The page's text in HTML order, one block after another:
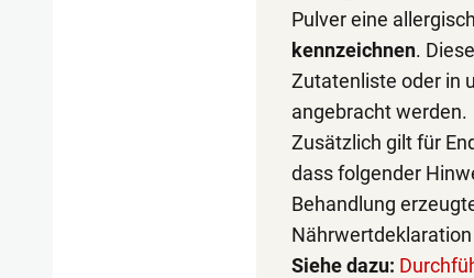
Pulver eine
kennzeichnen.
Zutatenliste oder in
angebracht werden.
Zusätzlich gilt für
dass folgender
Behandlung
Siehe dazu: